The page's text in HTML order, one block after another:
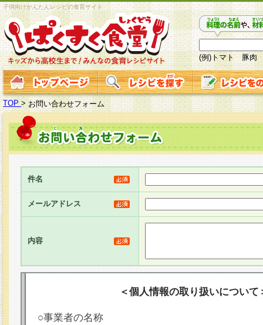
子供向けかんたんレシピの食育サイト
(例)トマト 豚肉
TOP > お問い合わせフォーム
件名
メールアドレス
内容
＜個人情報の取り扱いについて
○事業者の名称